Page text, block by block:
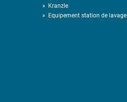
» Kranzle
» Equipement station de lavage